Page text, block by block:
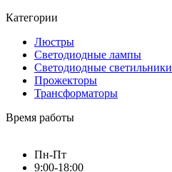
Категории
Люстры
Светодиодные лампы
Светодиодные светильники
Прожекторы
Трансформаторы
Время работы
Пн-Пт
9:00-18:00